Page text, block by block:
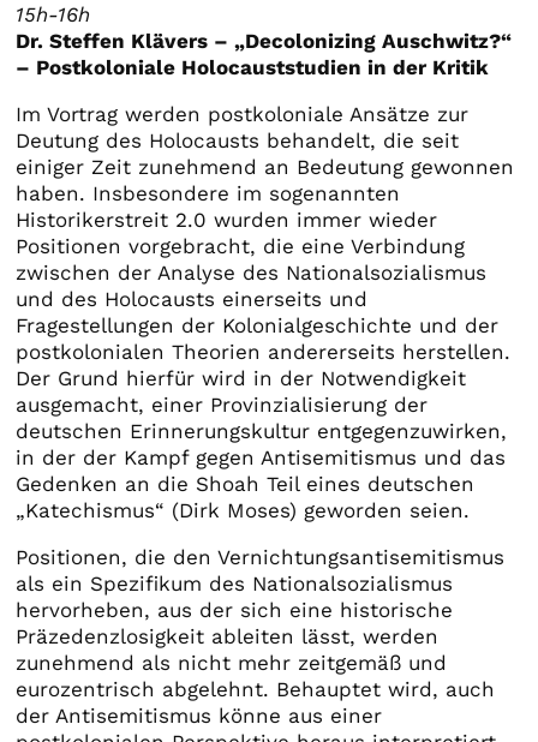
15h-16h
Dr. Steffen Klävers – „Decolonizing Auschwitz?“
– Postkoloniale Holocauststudien in der Kritik
Im Vortrag werden postkoloniale Ansätze zur
Deutung des Holocausts behandelt, die seit
einiger Zeit zunehmend an Bedeutung gewonnen
haben. Insbesondere im sogenannten
Historikerstreit 2.0 wurden immer wieder
Positionen vorgebracht, die eine Verbindung
zwischen der Analyse des Nationalsozialismus
und des Holocausts einerseits und
Fragestellungen der Kolonialgeschichte und der
postkolonialen Theorien andererseits herstellen.
Der Grund hierfür wird in der Notwendigkeit
ausgemacht, einer Provinzialisierung der
deutschen Erinnerungskultur entgegenzuwirken,
in der der Kampf gegen Antisemitismus und das
Gedenken an die Shoah Teil eines deutschen
„Katechismus“ (Dirk Moses) geworden seien.
Positionen, die den Vernichtungsantisemitismus
als ein Spezifikum des Nationalsozialismus
hervorheben, aus der sich eine historische
Präzedenzlosigkeit ableiten lässt, werden
zunehmend als nicht mehr zeitgemäß und
eurozentrisch abgelehnt. Behauptet wird, auch
der Antisemitismus könne aus einer